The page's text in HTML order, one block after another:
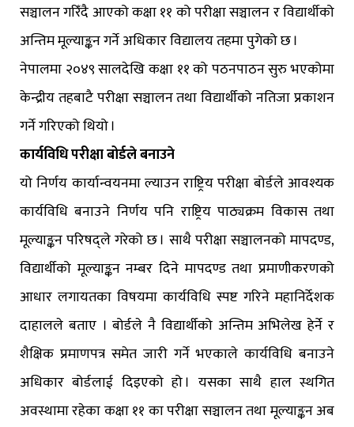
सञ्चालन गरिँदै आएको कक्षा ११ को परीक्षा सञ्चालन र विद्यार्थीको
अन्तिम मूल्याङ्कन गर्ने अधिकार विद्यालय तहमा पुगेको छ ।
नेपालमा २०४९ सालदेखि कक्षा ११ को पठनपाठन सुरु भएकोमा
केन्द्रीय तहबाटै परीक्षा सञ्चालन तथा विद्यार्थीको नतिजा प्रकाशन
गर्ने गरिएको थियो ।
कार्यविधि परीक्षा बोर्डले बनाउने
यो निर्णय कार्यान्वयनमा ल्याउन राष्ट्रिय परीक्षा बोर्डले आवश्यक
कार्यविधि बनाउने निर्णय पनि राष्ट्रिय पाठ्यक्रम विकास तथा
मूल्याङ्कन परिषद्ले गरेको छ । साथै परीक्षा सञ्चालनको मापदण्ड,
विद्यार्थीको मूल्याङ्कन नम्बर दिने मापदण्ड तथा प्रमाणीकरणको
आधार लगायतका विषयमा कार्यविधि स्पष्ट गरिने महानिर्देशक
दाहालले बताए । बोर्डले नै विद्यार्थीको अन्तिम अभिलेख हेर्ने र
शैक्षिक प्रमाणपत्र समेत जारी गर्ने भएकाले कार्यविधि बनाउने
अधिकार बोर्डलाई दिइएको हो । यसका साथै हाल स्थगित
अवस्थामा रहेका कक्षा ११ का परीक्षा सञ्चालन तथा मूल्याङ्कन अब